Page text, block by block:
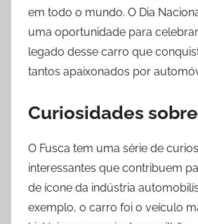
em todo o mundo. O Dia
uma oportunidade para
legado desse carro que
tantos apaixonados por
Curiosidades
O Fusca tem uma série de
interessantes que contribuem
de ícone da indústria
exemplo, o carro foi o veículo